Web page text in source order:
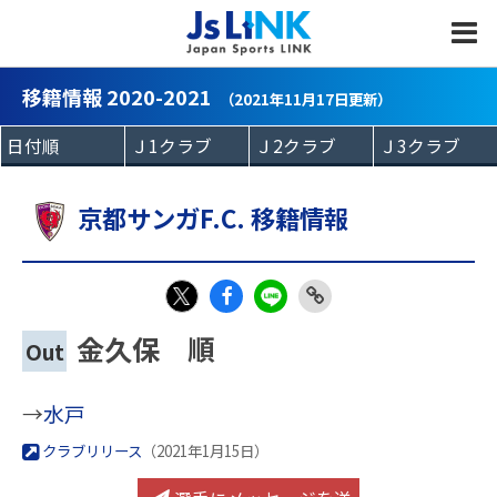
移籍情報 2020-2021 （2021年11月17日更新）
京都サンガF.C. 移籍情報
eb
Out 金久保 順
→水戸
クラブリリース （2021年1月15日）